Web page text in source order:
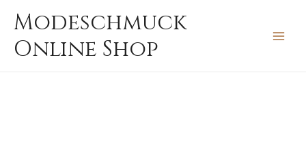
Inhalt
springen
Modeschmuck
Online Shop